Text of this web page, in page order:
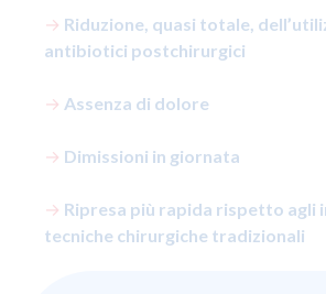
→ Riduzione, quasi totale,
antibiotici postchirurgici
→ Assenza di dolore
→ Dimissioni in giornata
→ Ripresa più rapida rispetto agli
tecniche chirurgiche tradizionali